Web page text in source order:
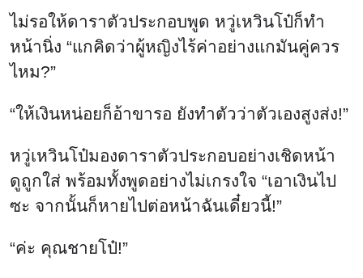
ไม่รอให้ดาราตัวประกอบพูด หวู่เหวินโป๋ก็ทำ
หน้านิ่ง “แกคิดว่าผู้หญิงไร้ค่าอย่างแกมันคู่ควร
ไหม?”
“ให้เงินหน่อยก็อ้าขารอ ยังทำตัวว่าตัวเองสูงส่ง!”
หวู่เหวินโป๋มองดาราตัวประกอบอย่างเชิดหน้า
ดูถูกใส่ พร้อมทั้งพูดอย่างไม่เกรงใจ “เอาเงินไป
ซะ จากนั้นก็หายไปต่อหน้าฉันเดี๋ยวนี้!”
“ค่ะ คุณชายโป๋!”